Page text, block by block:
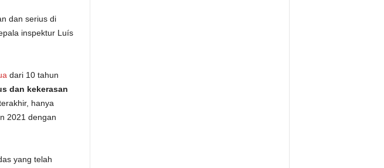
dan serius di
inspektur Luís
dari 10 tahun
dan kekerasan
hanya
2021 dengan
yang telah